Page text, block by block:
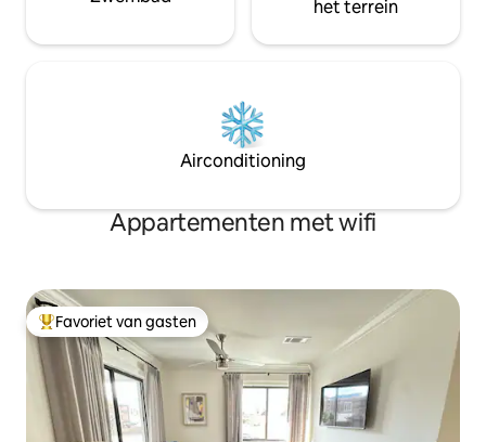
het terrein
Airconditioning
Appartementen met wifi
Topfavoriet van gasten
Favoriet van gasten